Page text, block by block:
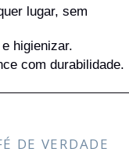
lugar, sem
higienizar.
com durabilidade.
DE VERDADE